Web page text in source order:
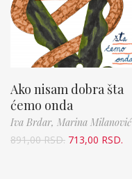
Ako nisam dobra šta
ćemo onda
Iva Brdar, Marina Milanović
891,00RSD. 713,00 RSD.